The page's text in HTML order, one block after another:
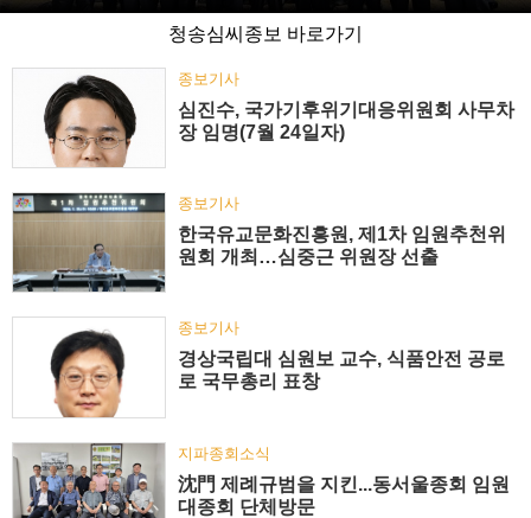
청송심씨종보 바로가기
종보기사
심진수, 국가기후위기대응위원회 사무차
장 임명(7월 24일자)
종보기사
한국유교문화진흥원, 제1차 임원추천위
원회 개최…심중근 위원장 선출
종보기사
경상국립대 심원보 교수, 식품안전 공로
로 국무총리 표창
지파종회소식
沈門 제례규범을 지킨...동서울종회 임원
대종회 단체방문